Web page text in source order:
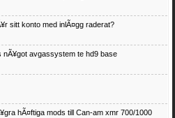
sitt konto med inlÃ¤gg raderat?
nÃ¥got avgassystem te hd9 base
hÃ¤ftiga mods till Can-am xmr 700/1000